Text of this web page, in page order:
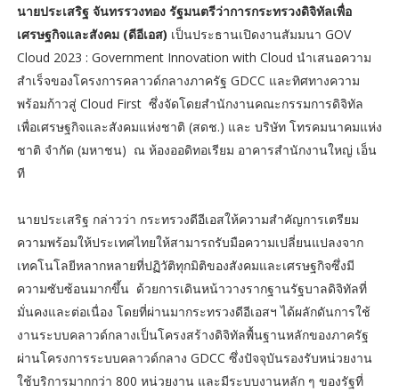
นายประเสริฐ จันทรรวงทอง รัฐมนตรีว่าการกระทรวงดิจิทัลเพื่อ
เศรษฐกิจและสังคม (ดีอีเอส) เป็นประธานเปิดงานสัมมนา GOV
Cloud 2023 : Government Innovation with Cloud นำเสนอความ
สำเร็จของโครงการคลาวด์กลางภาครัฐ GDCC และทิศทางความ
พร้อมก้าวสู่ Cloud First ซึ่งจัดโดยสำนักงานคณะกรรมการดิจิทัล
เพื่อเศรษฐกิจและสังคมแห่งชาติ (สดช.) และ บริษัท โทรคมนาคมแห่ง
ชาติ จำกัด (มหาชน) ณ ห้องออดิทอเรียม อาคารสำนักงานใหญ่ เอ็น
ที
นายประเสริฐ กล่าวว่า กระทรวงดีอีเอสให้ความสำคัญการเตรียม
ความพร้อมให้ประเทศไทยให้สามารถรับมือความเปลี่ยนแปลงจาก
เทคโนโลยีหลากหลายที่ปฏิวัติทุกมิติของสังคมและเศรษฐกิจซึ่งมี
ความซับซ้อนมากขึ้น ด้วยการเดินหน้าวางรากฐานรัฐบาลดิจิทัลที่
มั่นคงและต่อเนื่อง โดยที่ผ่านมากระทรวงดีอีเอสฯ ได้ผลักดันการใช้
งานระบบคลาวด์กลางเป็นโครงสร้างดิจิทัลพื้นฐานหลักของภาครัฐ
ผ่านโครงการระบบคลาวด์กลาง GDCC ซึ่งปัจจุบันรองรับหน่วยงาน
ใช้บริการมากกว่า 800 หน่วยงาน และมีระบบงานหลัก ๆ ของรัฐที่